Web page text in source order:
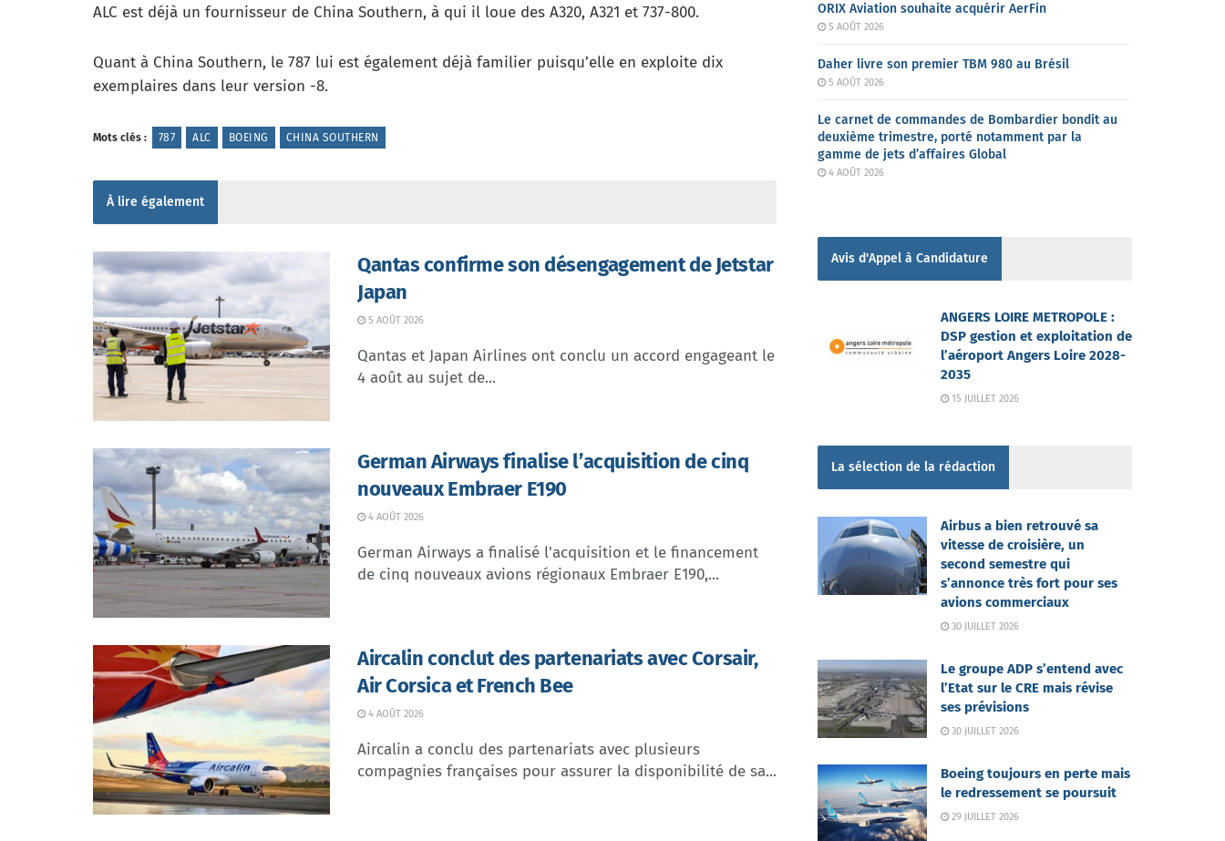
ALC est déjà un fournisseur de China Southern, à qui il loue des A320, A321 et 737-800.
Quant à China Southern, le 787 lui est également déjà familier puisqu’elle en exploite dix
exemplaires dans leur version -8.
Mots clés : 787 ALC BOEING CHINA SOUTHERN
À lire également
Qantas confirme son désengagement de Jetstar
Japan
5 AOÛT 2026
Qantas et Japan Airlines ont conclu un accord engageant le
4 août au sujet de...
German Airways finalise l’acquisition de cinq
nouveaux Embraer E190
4 AOÛT 2026
German Airways a finalisé l'acquisition et le financement
de cinq nouveaux avions régionaux Embraer E190,...
Aircalin conclut des partenariats avec Corsair,
Air Corsica et French Bee
4 AOÛT 2026
Aircalin a conclu des partenariats avec plusieurs
compagnies françaises pour assurer la disponibilité de sa...
ORIX Aviation souhaite acquérir AerFin
5 AOÛT 2026
Daher livre son premier TBM 980 au Brésil
5 AOÛT 2026
Le carnet de commandes de Bombardier bondit au
deuxième trimestre, porté notamment par la
gamme de jets d’affaires Global
4 AOÛT 2026
Avis d'Appel à Candidature
ANGERS LOIRE METROPOLE :
DSP gestion et exploitation de
l’aéroport Angers Loire 2028-
2035
15 JUILLET 2026
La sélection de la rédaction
Airbus a bien retrouvé sa
vitesse de croisière, un
second semestre qui
s’annonce très fort pour ses
avions commerciaux
30 JUILLET 2026
Le groupe ADP s’entend avec
l’Etat sur le CRE mais révise
ses prévisions
30 JUILLET 2026
Boeing toujours en perte mais
le redressement se poursuit
29 JUILLET 2026